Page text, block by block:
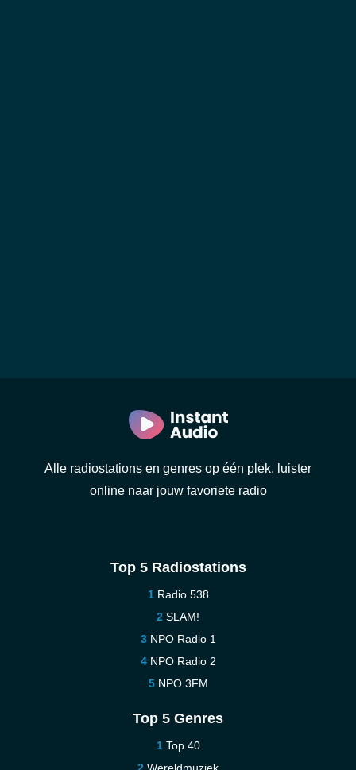
Alle radiostations en genres op één plek, luister
online naar jouw favoriete radio
Top 5 Radiostations
Radio 538
SLAM!
NPO Radio 1
NPO Radio 2
NPO 3FM
Top 5 Genres
Top 40